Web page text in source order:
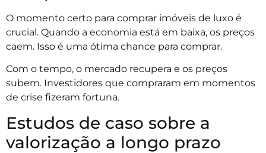
O momento certo para comprar imóveis de luxo é
crucial. Quando a economia está em baixa, os preços
caem. Isso é uma ótima chance para comprar.
Com o tempo, o mercado recupera e os preços
subem. Investidores que compraram em momentos
de crise fizeram fortuna.
Estudos de caso sobre a
valorização a longo prazo